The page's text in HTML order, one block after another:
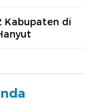
Kabupaten di